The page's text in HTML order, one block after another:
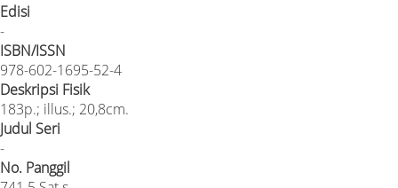
Edisi
-
ISBN/ISSN
978-602-1695-52-4
Deskripsi Fisik
183p.; illus.; 20,8cm.
Judul Seri
-
No. Panggil